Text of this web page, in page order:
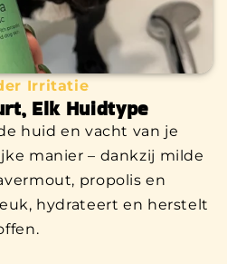
Irritatie
Elk Huidtype
huid en vacht van je
manier – dankzij milde
propolis en
hydrateert en herstelt